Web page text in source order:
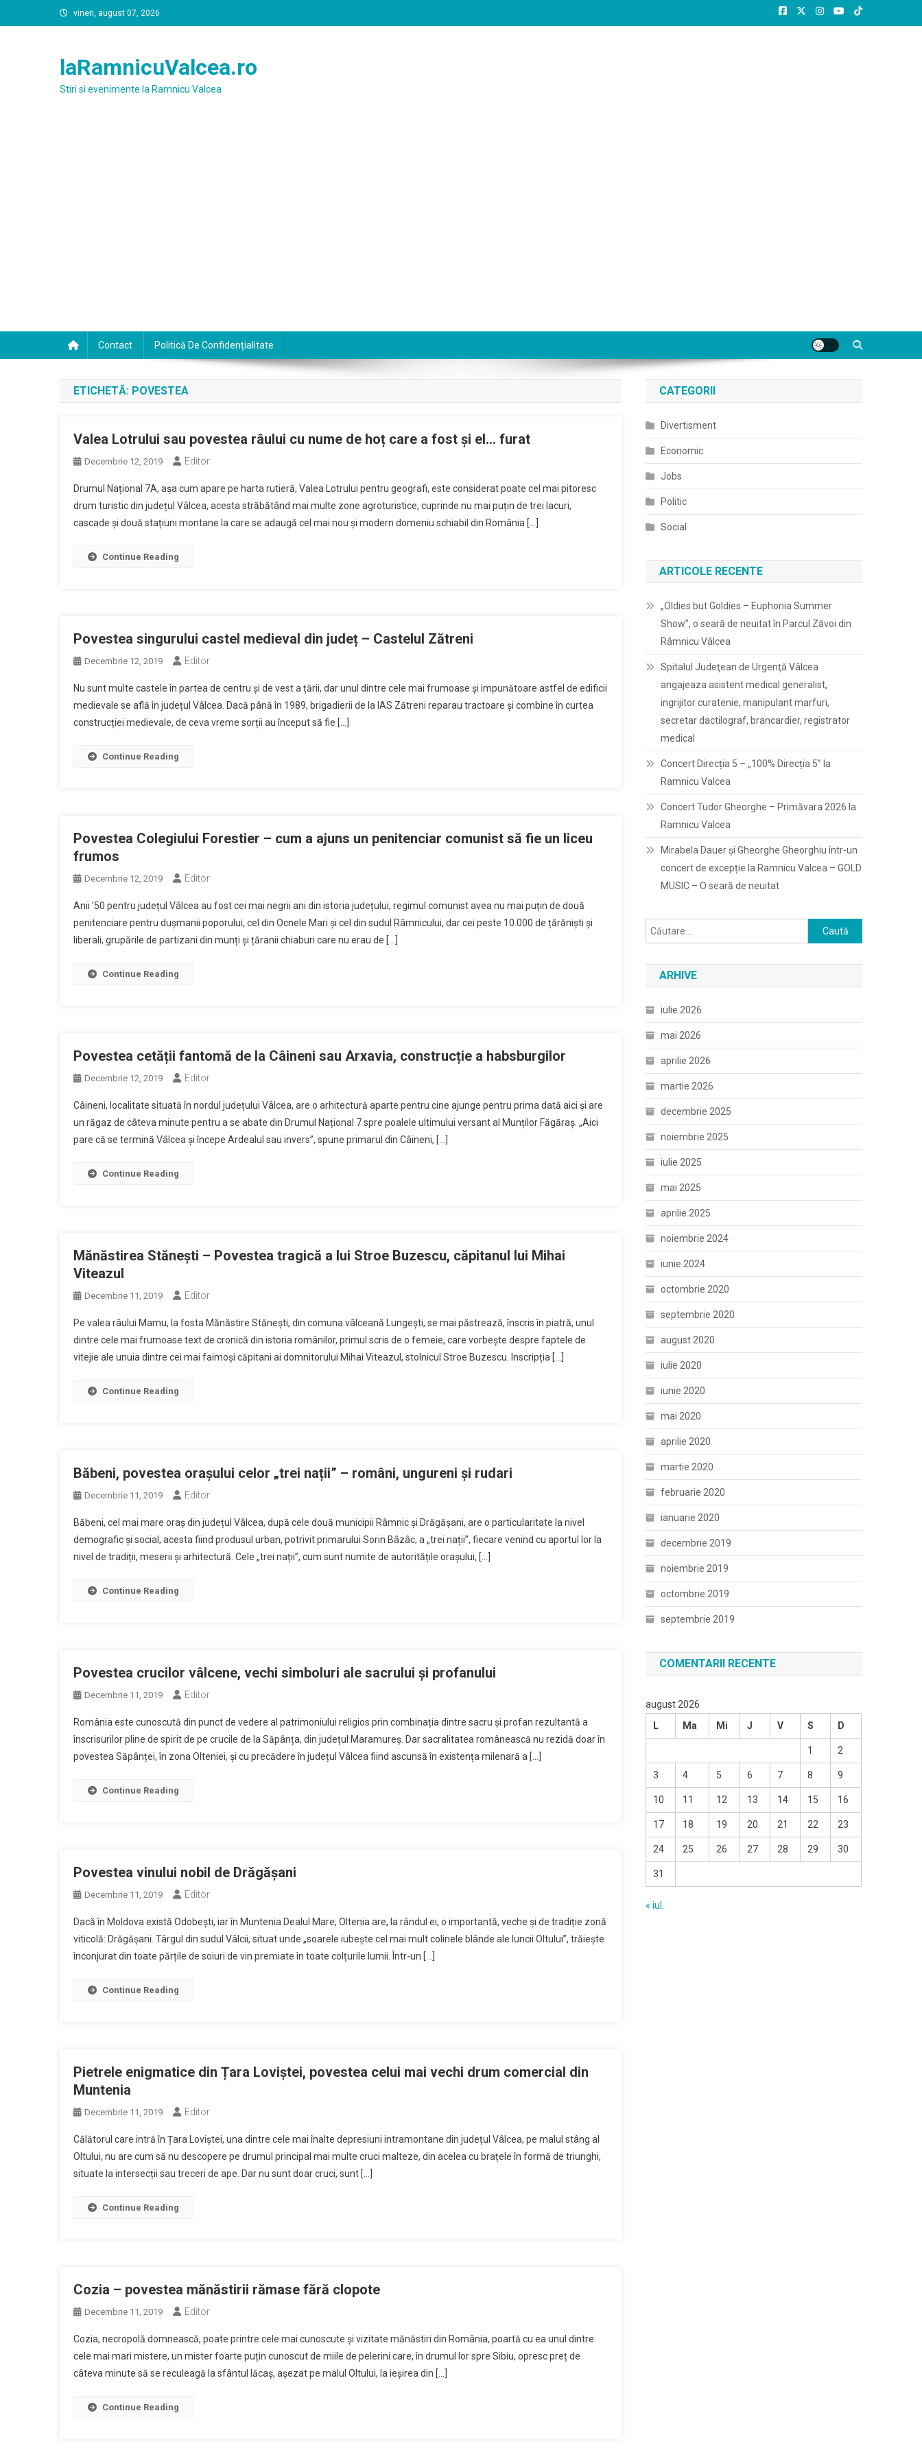
to
vineri, august 07, 2026
laRamnicuValcea.ro
Stiri si evenimente la Ramnicu Valcea
Contact Politică De Confidențialitate
ETICHETĂ: POVESTEA
Valea Lotrului sau povestea râului cu nume de hoț care a fost și el… furat
Decembrie 12, 2019 Editor
Drumul Național 7A, așa cum apare pe harta rutieră, Valea Lotrului pentru geografi, este considerat poate cel mai pitoresc
drum turistic din județul Vâlcea, acesta străbătând mai multe zone agroturistice, cuprinde nu mai puțin de trei lacuri,
cascade și două stațiuni montane la care se adaugă cel mai nou și modern domeniu schiabil din România […]
Continue Reading
Povestea singurului castel medieval din județ – Castelul Zătreni
Decembrie 12, 2019 Editor
Nu sunt multe castele în partea de centru și de vest a țării, dar unul dintre cele mai frumoase și impunătoare astfel de edificii
medievale se află în județul Vâlcea. Dacă până în 1989, brigadierii de la IAS Zătreni reparau tractoare și combine în curtea
construcției medievale, de ceva vreme sorții au început să fie […]
Continue Reading
Povestea Colegiului Forestier – cum a ajuns un penitenciar comunist să fie un liceu
frumos
Decembrie 12, 2019 Editor
Anii ’50 pentru județul Vâlcea au fost cei mai negrii ani din istoria județului, regimul comunist avea nu mai puțin de două
penitenciare pentru dușmanii poporului, cel din Ocnele Mari și cel din sudul Râmnicului, dar cei peste 10.000 de țărăniști și
liberali, grupările de partizani din munți și țăranii chiaburi care nu erau de […]
Continue Reading
Povestea cetății fantomă de la Câineni sau Arxavia, construcție a habsburgilor
Decembrie 12, 2019 Editor
Câineni, localitate situată în nordul județului Vâlcea, are o arhitectură aparte pentru cine ajunge pentru prima dată aici și are
un răgaz de câteva minute pentru a se abate din Drumul Național 7 spre poalele ultimului versant al Munților Făgăraș. „Aici
pare că se termină Vâlcea și începe Ardealul sau invers”, spune primarul din Câineni, […]
Continue Reading
Mănăstirea Stănești – Povestea tragică a lui Stroe Buzescu, căpitanul lui Mihai
Viteazul
Decembrie 11, 2019 Editor
Pe valea râului Mamu, la fosta Mănăstire Stănești, din comuna vâlceană Lungești, se mai păstrează, înscris în piatră, unul
dintre cele mai frumoase text de cronică din istoria românilor, primul scris de o femeie, care vorbește despre faptele de
vitejie ale unuia dintre cei mai faimoși căpitani ai domnitorului Mihai Viteazul, stolnicul Stroe Buzescu. Inscripția […]
Continue Reading
Băbeni, povestea orașului celor „trei nații” – români, ungureni și rudari
Decembrie 11, 2019 Editor
Băbeni, cel mai mare oraș din județul Vâlcea, după cele două municipii Râmnic și Drăgășani, are o particularitate la nivel
demografic și social, acesta fiind produsul urban, potrivit primarului Sorin Bâzâc, a „trei nații”, fiecare venind cu aportul lor la
nivel de tradiții, meserii și arhitectură. Cele „trei nații”, cum sunt numite de autoritățile orașului, […]
Continue Reading
Povestea crucilor vâlcene, vechi simboluri ale sacrului și profanului
Decembrie 11, 2019 Editor
România este cunoscută din punct de vedere al patrimoniului religios prin combinația dintre sacru și profan rezultantă a
înscrisurilor pline de spirit de pe crucile de la Săpânța, din județul Maramureș. Dar sacralitatea românească nu rezidă doar în
povestea Săpânței, în zona Olteniei, și cu precădere în județul Vâlcea fiind ascunsă în existența milenară a […]
Continue Reading
Povestea vinului nobil de Drăgășani
Decembrie 11, 2019 Editor
Dacă în Moldova există Odobești, iar în Muntenia Dealul Mare, Oltenia are, la rândul ei, o importantă, veche și de tradiție zonă
viticolă: Drăgășani. Târgul din sudul Vâlcii, situat unde „soarele iubește cel mai mult colinele blânde ale luncii Oltului”, trăiește
înconjurat din toate părțile de soiuri de vin premiate în toate colțurile lumii. Într-un […]
Continue Reading
Pietrele enigmatice din Țara Loviștei, povestea celui mai vechi drum comercial din
Muntenia
Decembrie 11, 2019 Editor
Călătorul care intră în Țara Loviștei, una dintre cele mai înalte depresiuni intramontane din județul Vâlcea, pe malul stâng al
Oltului, nu are cum să nu descopere pe drumul principal mai multe cruci malteze, din acelea cu brațele în formă de triunghi,
situate la intersecții sau treceri de ape. Dar nu sunt doar cruci, sunt […]
Continue Reading
Cozia – povestea mănăstirii rămase fără clopote
Decembrie 11, 2019 Editor
Cozia, necropolă domnească, poate printre cele mai cunoscute și vizitate mănăstiri din România, poartă cu ea unul dintre
cele mai mari mistere, un mister foarte puțin cunoscut de miile de pelerini care, în drumul lor spre Sibiu, opresc preț de
câteva minute să se reculeagă la sfântul lăcaș, așezat pe malul Oltului, la ieșirea din […]
Continue Reading
CATEGORII
Divertisment
Economic
Jobs
Politic
Social
ARTICOLE RECENTE
„Oldies but Goldies – Euphonia Summer
Show”, o seară de neuitat în Parcul Zăvoi din
Râmnicu Vâlcea
Spitalul Judeţean de Urgenţă Vâlcea
angajeaza asistent medical generalist,
ingrijitor curatenie, manipulant marfuri,
secretar dactilograf, brancardier, registrator
medical
Concert Direcția 5 – „100% Direcția 5” la
Ramnicu Valcea
Concert Tudor Gheorghe – Primăvara 2026 la
Ramnicu Valcea
Mirabela Dauer și Gheorghe Gheorghiu într-un
concert de excepție la Ramnicu Valcea – GOLD
MUSIC – O seară de neuitat
Caută
după:
ARHIVE
iulie 2026
mai 2026
aprilie 2026
martie 2026
decembrie 2025
noiembrie 2025
iulie 2025
mai 2025
aprilie 2025
noiembrie 2024
iunie 2024
octombrie 2020
septembrie 2020
august 2020
iulie 2020
iunie 2020
mai 2020
aprilie 2020
martie 2020
februarie 2020
ianuarie 2020
decembrie 2019
noiembrie 2019
octombrie 2019
septembrie 2019
COMENTARII RECENTE
august 2026
L
Ma Mi J V S D
1 2
3 4 5 6 7 8 9
10 11 12 13 14 15 16
17 18 19 20 21 22 23
24 25 26 27 28 29 30
31
« iul.